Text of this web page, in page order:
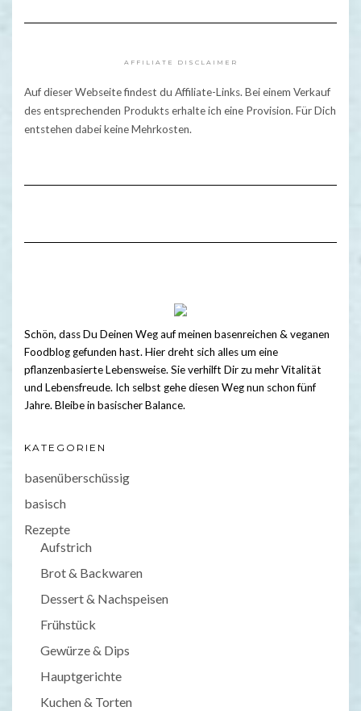
AFFILIATE DISCLAIMER
Auf dieser Webseite findest du Affiliate-Links. Bei einem Verkauf
des entsprechenden Produkts erhalte ich eine Provision. Für Dich
entstehen dabei keine Mehrkosten.
Schön, dass Du Deinen Weg auf meinen basenreichen & veganen
Foodblog gefunden hast. Hier dreht sich alles um eine
pflanzenbasierte Lebensweise. Sie verhilft Dir zu mehr Vitalität
und Lebensfreude. Ich selbst gehe diesen Weg nun schon fünf
Jahre. Bleibe in basischer Balance.
KATEGORIEN
basenüberschüssig
basisch
Rezepte
Aufstrich
Brot & Backwaren
Dessert & Nachspeisen
Frühstück
Gewürze & Dips
Hauptgerichte
Kuchen & Torten